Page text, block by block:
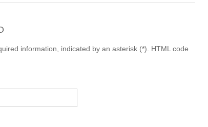
information, indicated by an asterisk (*). HTML code